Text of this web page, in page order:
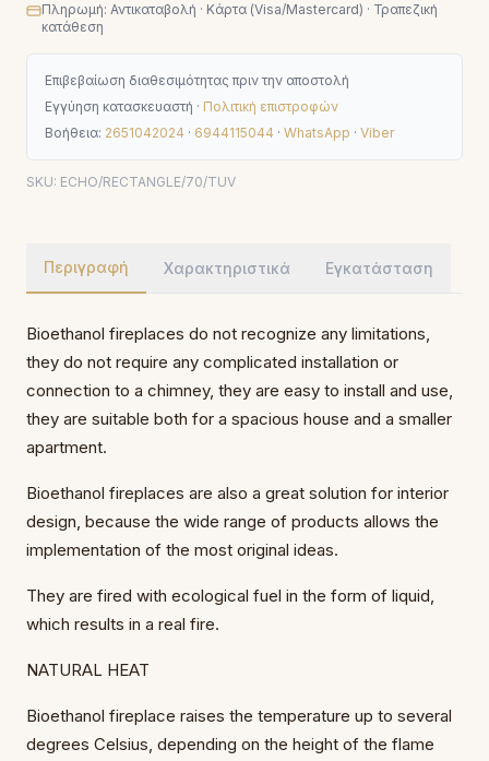
Πληρωμή: Αντικαταβολή · Κάρτα (Visa/Mastercard) · Τραπεζική
κατάθεση
Επιβεβαίωση διαθεσιμότητας πριν την αποστολή
Εγγύηση κατασκευαστή · Πολιτική επιστροφών
Βοήθεια: 2651042024 · 6944115044 · WhatsApp · Viber
SKU: ECHO/RECTANGLE/70/TUV
Περιγραφή Χαρακτηριστικά Εγκατάσταση
Bioethanol fireplaces do not recognize any limitations,
they do not require any complicated installation or
connection to a chimney, they are easy to install and use,
they are suitable both for a spacious house and a smaller
apartment.
Bioethanol fireplaces are also a great solution for interior
design, because the wide range of products allows the
implementation of the most original ideas.
They are fired with ecological fuel in the form of liquid,
which results in a real fire.
NATURAL HEAT
Bioethanol fireplace raises the temperature up to several
degrees Celsius, depending on the height of the flame